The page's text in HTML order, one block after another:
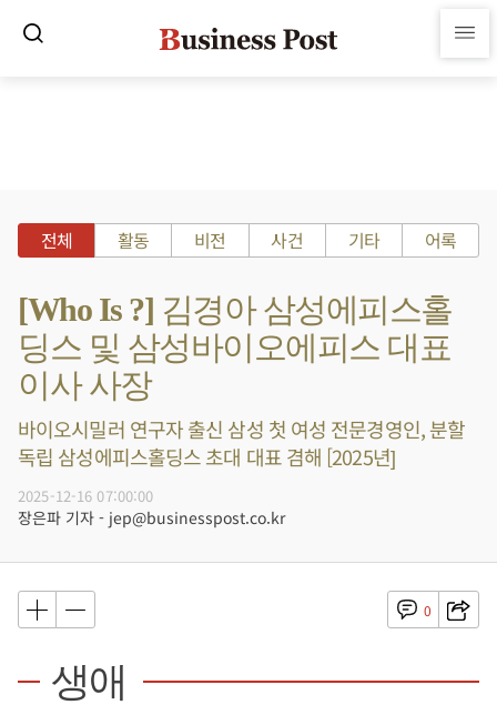
전체 활동 비전 사건 기타 어록
[Who Is ?] 김경아 삼성에피스홀
딩스 및 삼성바이오에피스 대표
이사 사장
바이오시밀러 연구자 출신 삼성 첫 여성 전문경영인, 분할
독립 삼성에피스홀딩스 초대 대표 겸해 [2025년]
2025-12-16 07:00:00
장은파 기자 - jep@businesspost.co.kr
0
생애